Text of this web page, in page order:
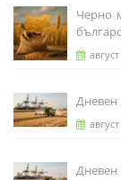
Черно
Дневен
Дневен